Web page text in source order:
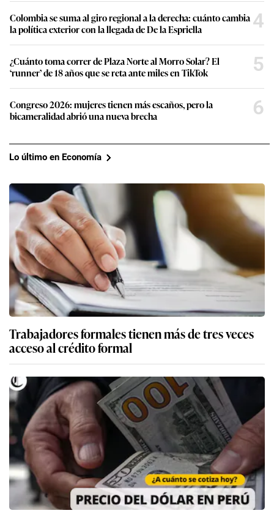
Colombia se suma al giro regional a la derecha: cuánto cambia
la política exterior con la llegada de De la Espriella
4
¿Cuánto toma correr de Plaza Norte al Morro Solar? El
‘runner’ de 18 años que se reta ante miles en TikTok
5
Congreso 2026: mujeres tienen más escaños, pero la
bicameralidad abrió una nueva brecha
6
Lo último en Economía
Trabajadores formales tienen más de tres veces
acceso al crédito formal